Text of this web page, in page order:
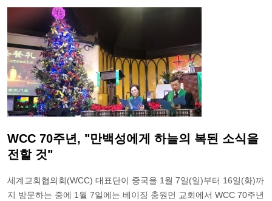
WCC 70주년, "만백성에게 하늘의 복된 소식을
전할 것"
세계교회협의회(WCC) 대표단이 중국을 1월 7일(일)부터 16일(화)까
지 방문하는 중에 1월 7일에는 베이징 충원먼 교회에서 WCC 70주년